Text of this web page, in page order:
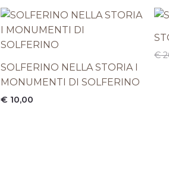
SOLFERINO NELLA STORIA I
MONUMENTI DI SOLFERINO
€ 10,00
€